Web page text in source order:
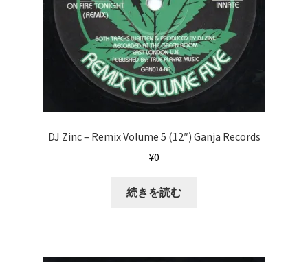
DJ Zinc ‎– Remix Volume 5 (12″) Ganja Records
¥0
続きを読む